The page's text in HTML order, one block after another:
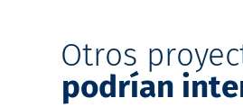
Otros
podrían